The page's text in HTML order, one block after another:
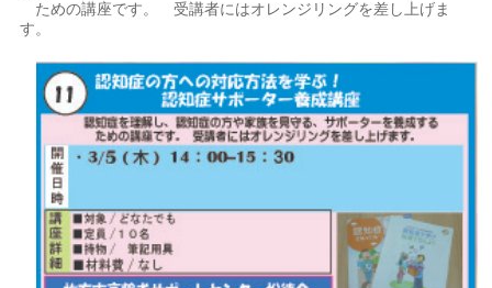
ための講座です。 受講者にはオレンジリングを差し上げま
す。